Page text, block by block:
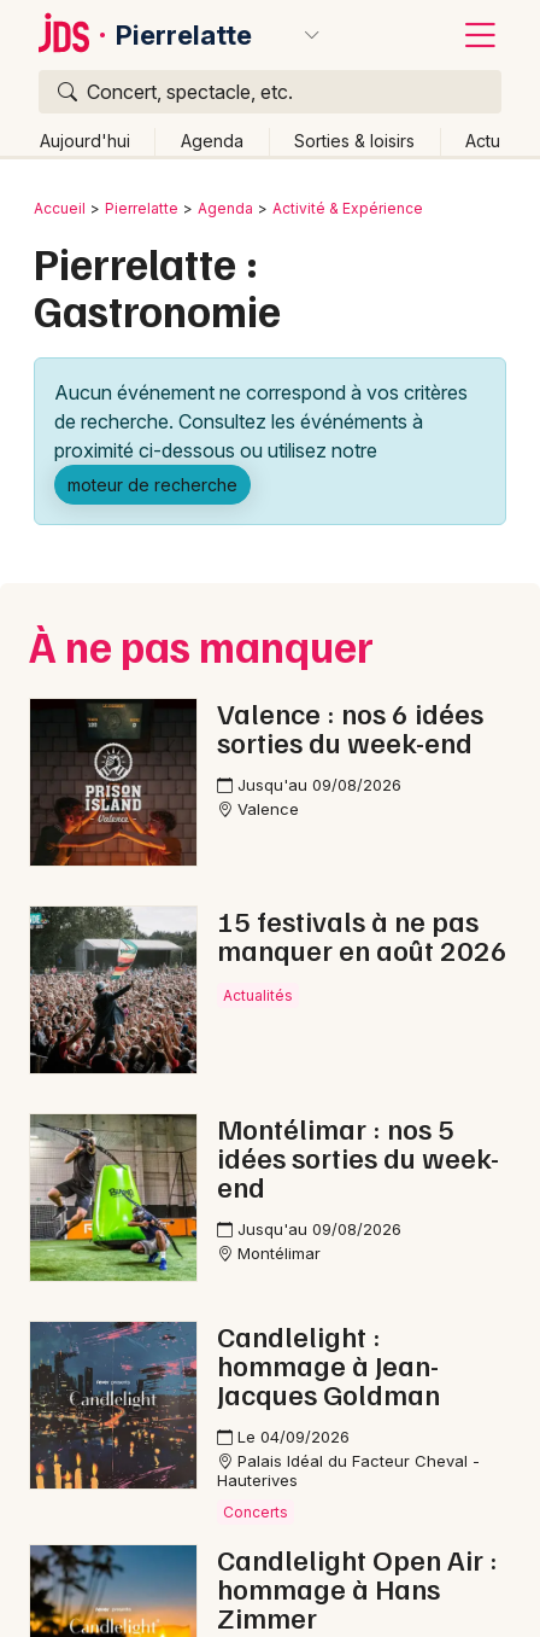
Pierrelatte
Concert, spectacle, etc.
Aujourd'hui Agenda Sorties & loisirs Actu
Publier un événement
Grands événements
Activité & Expérience
Manifestations
Foires & salons
Concerts
Sports
Soirées
Sorties famille
Sorties & loisirs
Gastronomie dans la Drôme
Gastronomie en Rhône-Alpes
Gastronomie en Auvergne-Rhône-Alpes
Newsletter des sorties
Artistes en tournée
Actus à Pierrelatte
Magazine à Pierrelatte
Bordeaux
Colmar
Lille
Lyon
Marseille
Mulhouse
Nice
Paris
Strasbourg
Toulouse
Toutes les villes
Retour
Accueil Pierrelatte Agenda Activité & Expérience
Pierrelatte :
Gastronomie
Aucun événement ne correspond à vos critères
de recherche. Consultez les événéments à
proximité ci-dessous ou utilisez notre
moteur de recherche
À ne pas manquer
Valence : nos 6 idées
sorties du week-end
Jusqu'au 09/08/2026
Valence
15 festivals à ne pas
manquer en août 2026
Actualités
Montélimar : nos 5
idées sorties du week-
end
Jusqu'au 09/08/2026
Montélimar
Candlelight :
hommage à Jean-
Jacques Goldman
Le 04/09/2026
Palais Idéal du Facteur Cheval -
Hauterives
Concerts
Candlelight Open Air :
hommage à Hans
Zimmer
Quoi ?
Où ?
Partout
Près de moi Changer de lieu
Quand ?
Aujourd'hui
Demain Ce week-end Autre